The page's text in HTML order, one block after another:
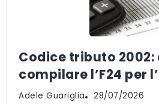
Codice tributo 2002:
compilare l’F24 per
Adele Guariglia 28/07/2026